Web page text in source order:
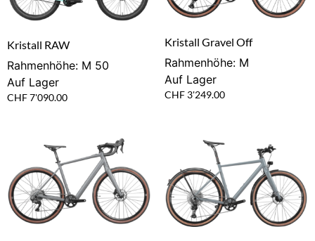
Kristall RAW
Rahmenhöhe: M 50
Auf Lager
CHF7'090.00
Kristall Gravel Off
Rahmenhöhe: M
Auf Lager
CHF 3'249.00